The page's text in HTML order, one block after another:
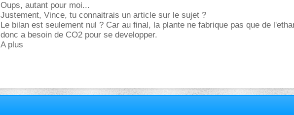
Oups, autant pour moi...
Justement, Vince, tu connaitrais un article sur le sujet ?
Le bilan est seulement nul ? Car au final, la plante ne fabrique pas que de
donc a besoin de CO2 pour se developper.
A plus